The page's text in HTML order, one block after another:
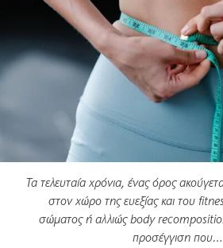
Τα τελευταία χρόνια, ένας όρος
στον χώρο της ευεξίας και του
σώματος ή αλλιώς body
προσέγγιση που…